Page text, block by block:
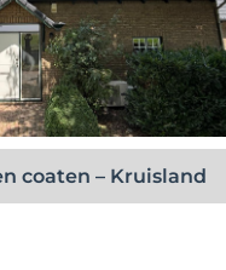
project
coaten – Kruisland